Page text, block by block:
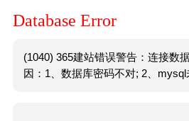
Database Error
(1040) 365建站错误警告：连接数
因：1、数据库密码不对; 2、mysql